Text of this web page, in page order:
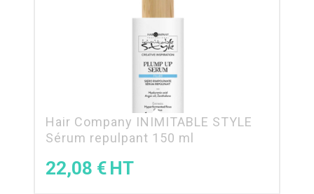
Hair Company INIMITABLE STYLE
Sérum repulpant 150 ml
22,08 €